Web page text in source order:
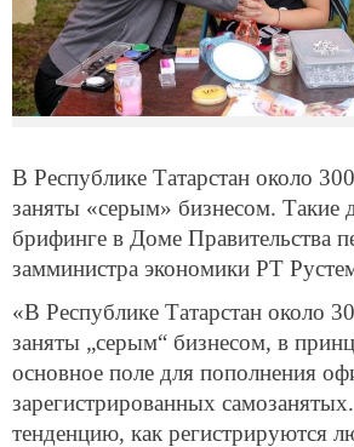
В Республике Татарстан около
заняты «серым» бизнесом. Такие
брифинге в Доме Правительства
замминистра экономики РТ
«В Республике Татарстан около
заняты „серым“ бизнесом, в
основное поле для пополнения
зарегистрированных
тенденцию, как регистрируются